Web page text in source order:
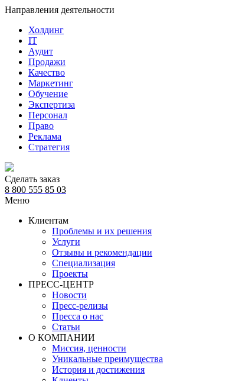
Направления деятельности
Холдинг
IT
Аудит
Продажи
Качество
Маркетинг
Обучение
Экспертиза
Персонал
Право
Реклама
Стратегия
Сделать заказ
8 800 555 85 03
Меню
Клиентам
Проблемы и их решения
Услуги
Отзывы и рекомендации
Специализация
Проекты
ПРЕСС-ЦЕНТР
Новости
Пресс-релизы
Пресса о нас
Статьи
О КОМПАНИИ
Миссия, ценности
Уникальные преимущества
История и достижения